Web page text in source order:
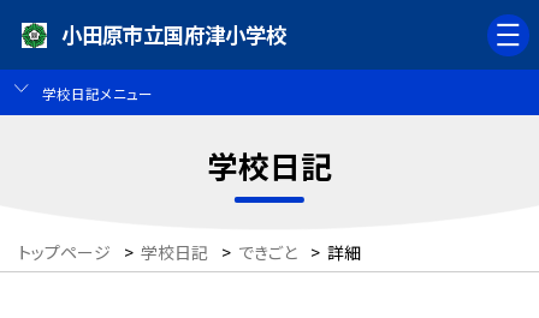
小田原市立国府津小学校
学校日記メニュー
学校日記
トップページ > 学校日記 > できごと > 詳細